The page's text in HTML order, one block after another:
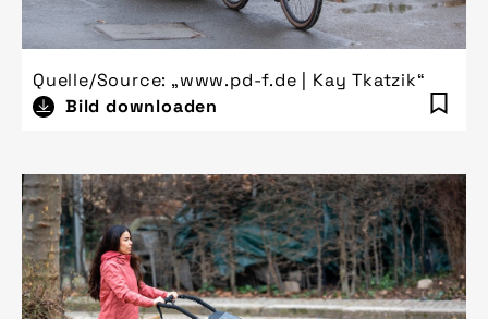
Quelle/Source: „www.pd-f.de | Kay Tkatzik“
Bild downloaden